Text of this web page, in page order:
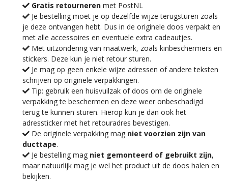
Gratis retourneren met PostNL
Je bestelling moet je op dezelfde wijze terugsturen zoals
je deze ontvangen hebt. Dus in de originele doos verpakt en
met alle accessoires en eventuele extra cadeautjes.
Met uitzondering van maatwerk, zoals kinbeschermers en
stickers. Deze kun je niet retour sturen.
Je mag op geen enkele wijze adressen of andere teksten
schrijven op originele verpakkingen.
Tip: gebruik een huisvuilzak of doos om de originele
verpakking te beschermen en deze weer onbeschadigd
terug te kunnen sturen. Hierop kun je dan ook het
adressticker met het retouradres bevestigen.
De originele verpakking mag niet voorzien zijn van
ducttape.
Je bestelling mag niet gemonteerd of gebruikt zijn,
maar natuurlijk mag je wel het product uit de doos halen en
bekijken.